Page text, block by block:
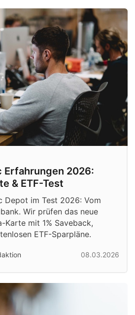
Erfahrungen 2026:
& ETF-Test
Depot im Test 2026: Vom
Wir prüfen das neue
Karte mit 1% Saveback,
ETF-Sparpläne.
08.03.2026